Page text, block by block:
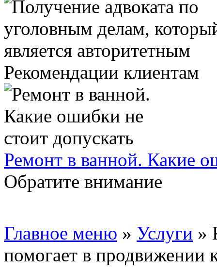
Рекомендации клиентам
Ремонт в ванной. Какие
Обратите внимание
Главное меню » Услуги »
помогает в продвижении